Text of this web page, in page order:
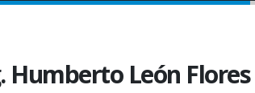
Humberto León Flores